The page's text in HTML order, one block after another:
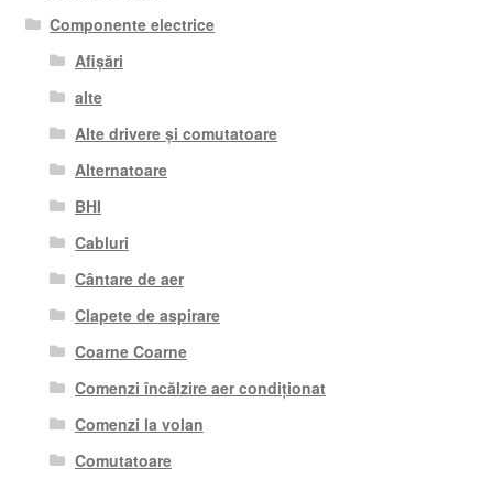
Componente electrice
Afișări
alte
Alte drivere și comutatoare
Alternatoare
BHI
Cabluri
Cântare de aer
Clapete de aspirare
Coarne Coarne
Comenzi încălzire aer condiționat
Comenzi la volan
Comutatoare